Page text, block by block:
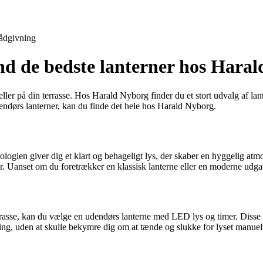
de bedste lanterner hos
på din terrasse. Hos Harald Nyborg finder du et stort udvalg af
lanterner, kan du finde det hele hos Harald Nyborg.
giver dig et klart og behageligt lys, der skaber en hyggelig
om du foretrækker en klassisk lanterne eller en moderne
kan du vælge en udendørs lanterne med LED lys og timer.
uden at skulle bekymre dig om at tænde og slukke for lyset